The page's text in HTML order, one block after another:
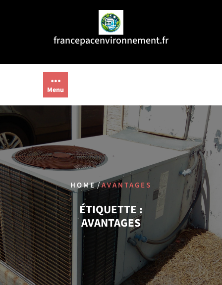
francepacenvironnement.fr
Menu
HOME/AVANTAGES
ÉTIQUETTE :
AVANTAGES